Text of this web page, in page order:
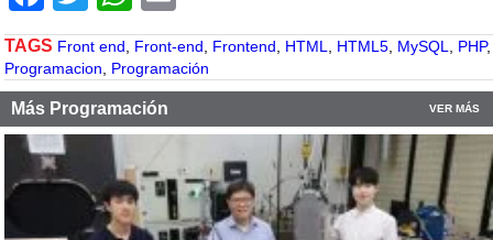
TAGS Front end Front-end Frontend HTML HTML5 MySQL PHP,
Programacion
Programación
Más Programación VER MÁS